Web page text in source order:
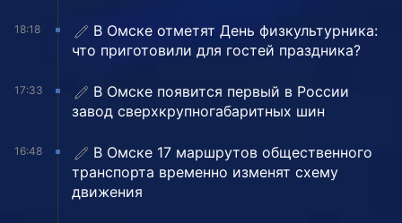
18:18
В Омске отметят День физкультурника:
что приготовили для гостей праздника?
17:33
В Омске появится первый в России
завод сверхкрупногабаритных шин
16:48
В Омске 17 маршрутов общественного
транспорта временно изменят схему
движения